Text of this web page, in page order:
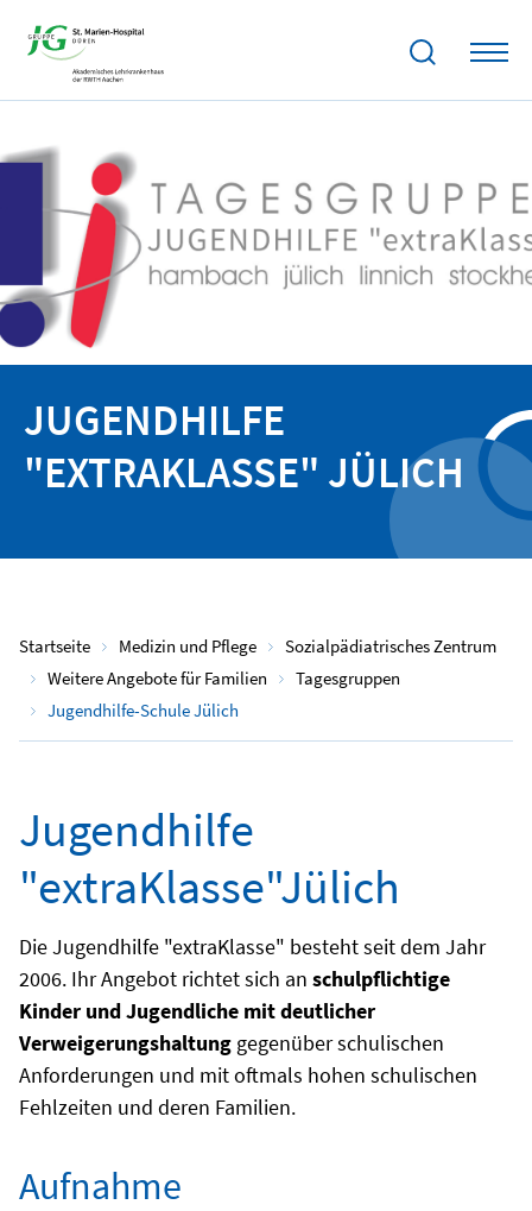
JUGENDHILFE
"EXTRAKLASSE" JÜLICH
Startseite Medizin und Pflege
Sozialpädiatrisches Zentrum
Weitere Angebote für Familien
Tagesgruppen
Jugendhilfe-Schule Jülich
Jugendhilfe
"extraKlasse"Jülich
Die Jugendhilfe "extraKlasse" besteht seit dem Jahr
2006. Ihr Angebot richtet sich an schulpflichtige
Kinder und Jugendliche mit deutlicher
Verweigerungshaltung gegenüber schulischen
Anforderungen und mit oftmals hohen schulischen
Fehlzeiten und deren Familien.
Aufnahme